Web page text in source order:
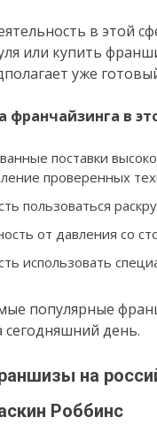
в этой
или купить
уже
франчайзинга в
поставки
проверенных
пользоваться
от давления со
использовать
популярные
день.
на
Роббинс